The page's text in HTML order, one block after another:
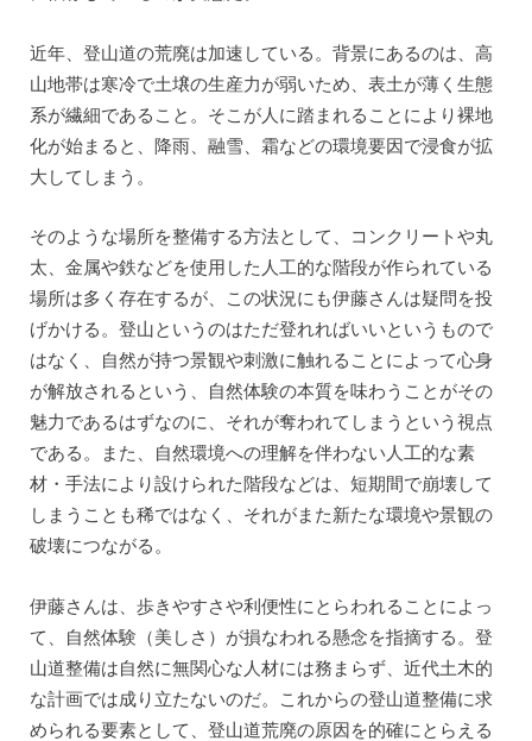
近年、登山道の荒廃は加速している。背景にあるのは、高
山地帯は寒冷で土壌の生産力が弱いため、表土が薄く生態
系が繊細であること。そこが人に踏まれることにより裸地
化が始まると、降雨、融雪、霜などの環境要因で浸食が拡
大してしまう。
そのような場所を整備する方法として、コンクリートや丸
太、金属や鉄などを使用した人工的な階段が作られている
場所は多く存在するが、この状況にも伊藤さんは疑問を投
げかける。登山というのはただ登れればいいというもので
はなく、自然が持つ景観や刺激に触れることによって心身
が解放されるという、自然体験の本質を味わうことがその
魅力であるはずなのに、それが奪われてしまうという視点
である。また、自然環境への理解を伴わない人工的な素
材・手法により設けられた階段などは、短期間で崩壊して
しまうことも稀ではなく、それがまた新たな環境や景観の
破壊につながる。
伊藤さんは、歩きやすさや利便性にとらわれることによっ
て、自然体験（美しさ）が損なわれる懸念を指摘する。登
山道整備は自然に無関心な人材には務まらず、近代土木的
な計画では成り立たないのだ。これからの登山道整備に求
められる要素として、登山道荒廃の原因を的確にとらえる